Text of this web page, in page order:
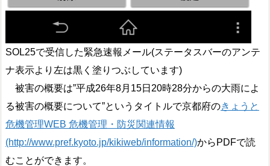
SOL25で受信した緊急速報メール(ステータスバーのアンテ
ナ表示より左は黒く塗りつぶしています)
被害の概要は”平成26年8月15日20時28分からの大雨によ
る被害の概要について”というタイトルで京都府のきょうと
危機管理WEB 危機管理・防災関連情報
(http://www.pref.kyoto.jp/kikiweb/information/)からPDFで読
むことができます。